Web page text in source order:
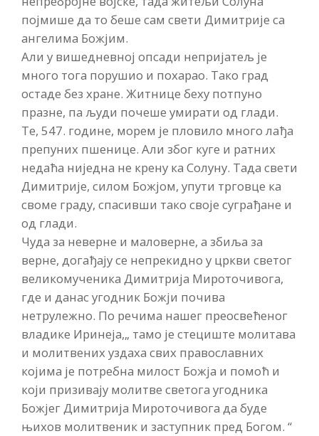
појмише да то беше сам свети Димитрије са
ангелима Божјим.
Али у вишедневној опсади непријатељ је
много тога порушио и похарао. Тако град
остаде без хране. Житнице беху потпуно
празне, па људи почеше умирати од глади.
Те, 547. године, морем је пловило много лађа
препуних пшенице. Али због куге и ратних
недаћа ниједна не крену ка Солуну. Тада свети
Димитрије, силом Божјом, упути трговце ка
своме граду, спасивши тако своје суграђане и
од глади.
Чуда за неверне и маловерне, а збиља за
верне, догађају се непрекидно у цркви светог
великомученика Димитрија Мироточивога,
где и данас угодник Божји почива
нетрулежно. По речима нашег преосвећеног
владике Иринеја,„ тамо је стециште молитава
и молитвених уздаха свих православних
којима је потребна милост Божја и помоћ и
који призивају молитве светога угодника
Божјег Димитрија Мироточивога да буде
њихов молитвеник и заступник пред Богом. “